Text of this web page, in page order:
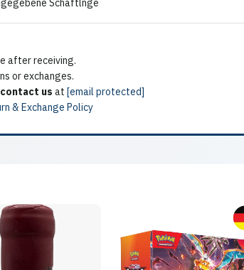
Schaftlnge
after receiving.
or exchanges.
us at [email protected]
& Exchange Policy